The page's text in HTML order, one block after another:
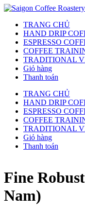
TRANG CHỦ
HAND DRIP
ESPRESSO
COFFEE
TRADITIONAL
Giỏ hàng
Thanh toán
TRANG CHỦ
HAND DRIP
ESPRESSO
COFFEE
TRADITIONAL
Giỏ hàng
Thanh toán
Fine
Nam)